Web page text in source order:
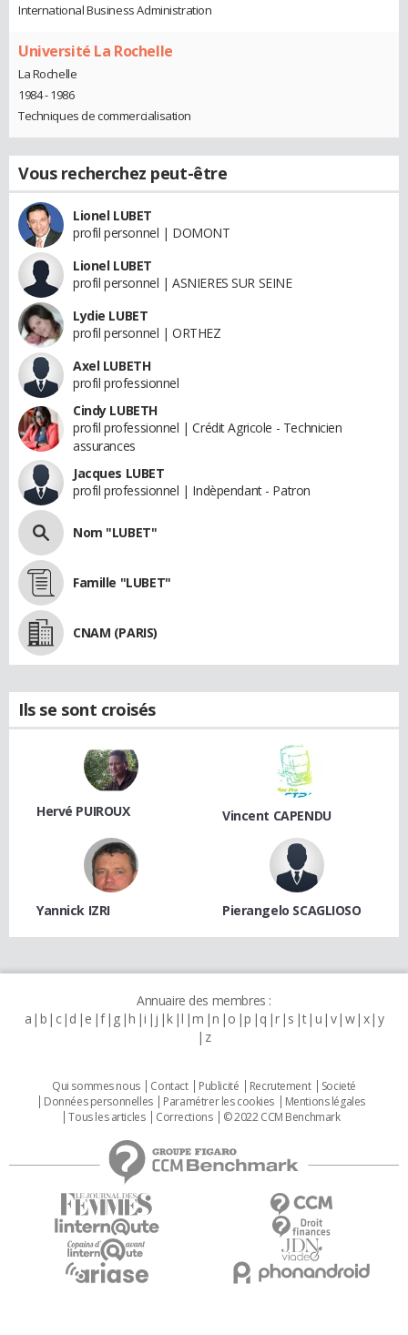
International Business Administration
Université La Rochelle
La Rochelle
1984 - 1986
Techniques de commercialisation
Vous recherchez peut-être
Lionel LUBET
profil personnel | DOMONT
Lionel LUBET
profil personnel | ASNIERES SUR SEINE
Lydie LUBET
profil personnel | ORTHEZ
Axel LUBETH
profil professionnel
Cindy LUBETH
profil professionnel | Crédit Agricole - Technicien
assurances
Jacques LUBET
profil professionnel | Indèpendant - Patron
Nom "LUBET"
Famille "LUBET"
CNAM (PARIS)
Ils se sont croisés
Hervé PUIROUX Vincent CAPENDU
Yannick IZRI Pierangelo SCAGLIOSO
Annuaire des membres :
a b c d e f g h i j k l m n o p q r s t u v w x y
z
Qui sommes nous Contact Publicité Recrutement
Societé
Données personnelles
Paramétrer les cookies
Mentions légales
Tous les articles
Corrections © 2022 CCM Benchmark